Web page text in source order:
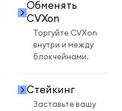
Обменять
CVXon
Торгуйте CVXon
внутри и между
блокчейнами.
Стейкинг
Заставьте вашу